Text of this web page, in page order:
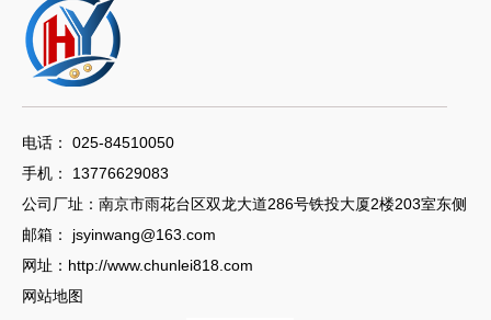
电话： 025-84510050
手机： 13776629083
公司厂址：南京市雨花台区双龙大道286号铁投大厦2楼203室东侧
邮箱： jsyinwang@163.com
网址： http://www.chunlei818.com
网站地图